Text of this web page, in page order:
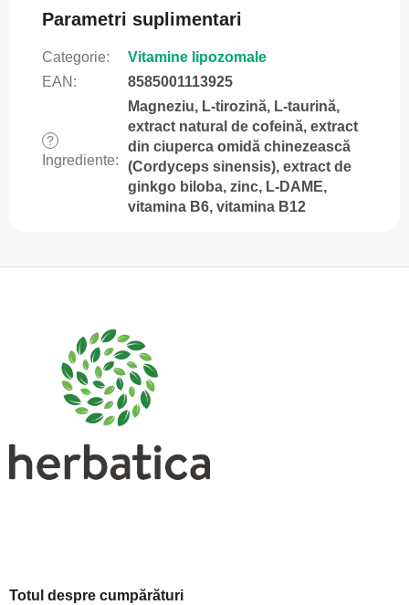
Parametri suplimentari
Categorie:
Vitamine lipozomale
EAN : 8585001113925
?
Ingrediente:
Magneziu, L-tirozină, L-taurină,
extract natural de cofeină, extract
din ciuperca omidă chinezească
(Cordyceps sinensis), extract de
ginkgo biloba, zinc, L-DAME,
vitamina B6, vitamina B12
Totul despre cumpărături